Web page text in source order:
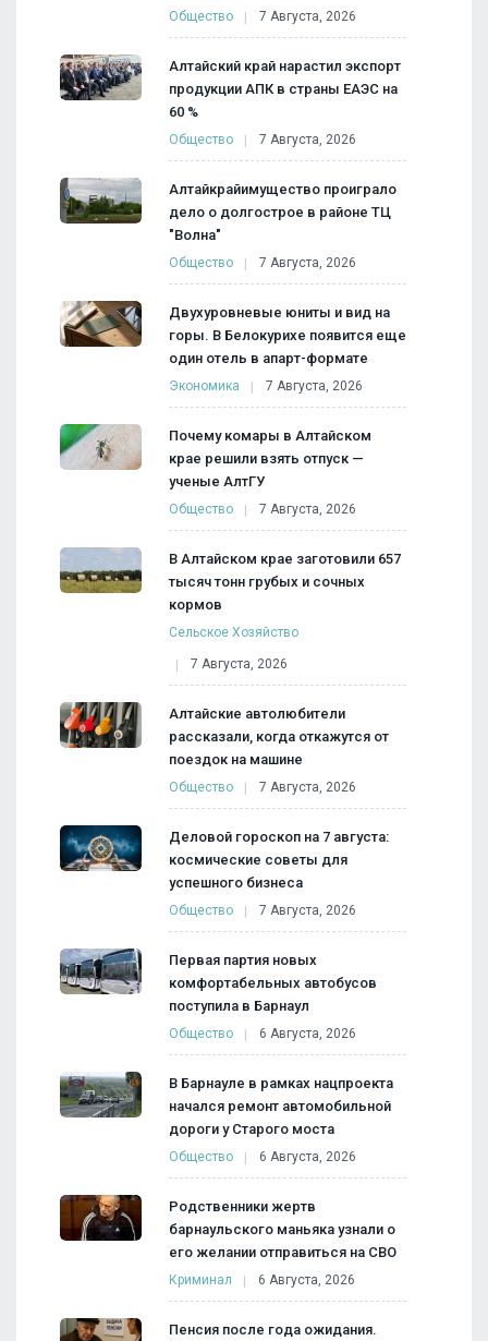
Общество 7 Августа, 2026
Алтайский край нарастил экспорт
продукции АПК в страны ЕАЭС на
60 %
Общество 7 Августа, 2026
Алтайкрайимущество проиграло
дело о долгострое в районе ТЦ
"Волна"
Общество 7 Августа, 2026
Двухуровневые юниты и вид на
горы. В Белокурихе появится еще
один отель в апарт-формате
Экономика 7 Августа, 2026
Почему комары в Алтайском
крае решили взять отпуск —
ученые АлтГУ
Общество 7 Августа, 2026
В Алтайском крае заготовили 657
тысяч тонн грубых и сочных
кормов
Сельское Хозяйство
7 Августа, 2026
Алтайские автолюбители
рассказали, когда откажутся от
поездок на машине
Общество 7 Августа, 2026
Деловой гороскоп на 7 августа:
космические советы для
успешного бизнеса
Общество 7 Августа, 2026
Первая партия новых
комфортабельных автобусов
поступила в Барнаул
Общество 6 Августа, 2026
В Барнауле в рамках нацпроекта
начался ремонт автомобильной
дороги у Старого моста
Общество 6 Августа, 2026
Родственники жертв
барнаульского маньяка узнали о
его желании отправиться на СВО
Криминал 6 Августа, 2026
Пенсия после года ожидания.